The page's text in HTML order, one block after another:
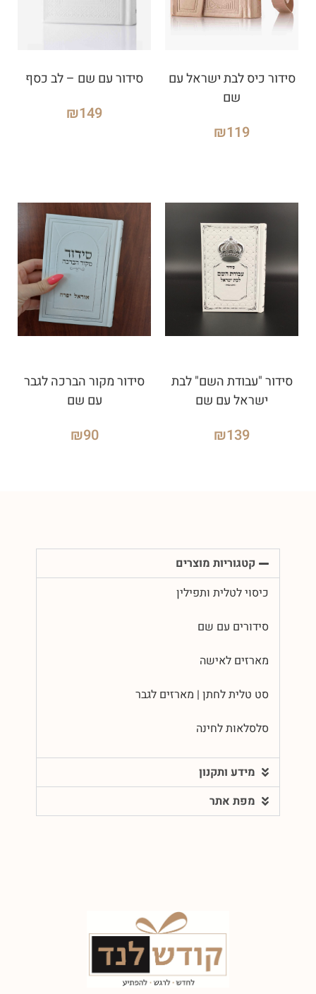
סידור כיס לבת ישראל עם
שם
₪119
סידור עם שם – לב כסף
₪149
סידור "עבודת השם" לבת
ישראל עם שם
₪139
סידור מקור הברכה לגבר
עם שם
₪90
קטגוריות מוצרים
כיסוי לטלית ותפילין
סידורים עם שם
מארזים לאישה
סט טלית לחתן | מארזים לגבר
סלסלאות לחינה
מידע ותקנון
מפת אתר